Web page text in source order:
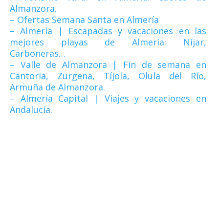
Almanzora.
– Ofertas Semana Santa en Almería
– Almería | Escapadas y vacaciones en las
mejores playas de Almería: Níjar,
Carboneras…
– Valle de Almanzora | Fin de semana en
Cantoria, Zurgena, Tíjola, Olula del Río,
Armuña de Almanzora.
– Almería Capital | Viajes y vacaciones en
Andalucía.